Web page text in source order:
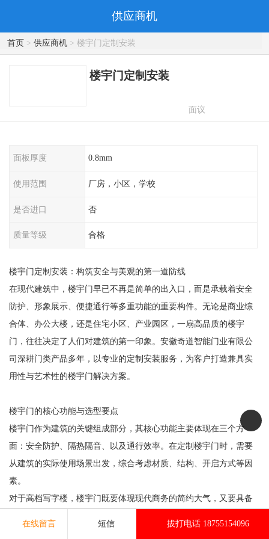
供应商机
首页> 供应商机> 楼宇门定制安装
楼宇门定制安装
面议
面板厚度 0.8mm
使用范围 厂房，小区，学校
是否进口 否
质量等级 合格
楼宇门定制安装：构筑安全与美观的第一道防线
在现代建筑中，楼宇门早已不再是简单的出入口，而是承载着安全
防护、形象展示、便捷通行等多重功能的重要构件。无论是商业综
合体、办公大楼，还是住宅小区、产业园区，一扇高品质的楼宇
门，往往决定了人们对建筑的第一印象。安徽奇道智能门业有限公
司深耕门类产品多年，以专业的定制安装服务，为客户打造兼具实
用性与艺术性的楼宇门解决方案。
楼宇门的核心功能与选型要点
楼宇门作为建筑的关键组成部分，其核心功能主要体现在三个方
面：安全防护、隔热隔音、以及通行效率。在定制楼宇门时，需要
从建筑的实际使用场景出发，综合考虑材质、结构、开启方式等因
素。
对于高档写字楼，楼宇门既要体现现代商务的简约大气，又要具备
在线留言 短信 拔打电话 18755154096